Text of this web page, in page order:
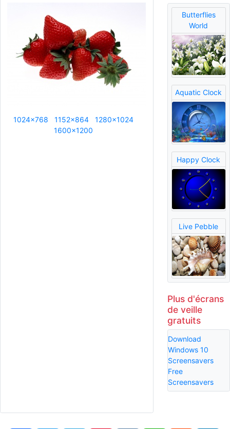
1024x768 1152x864
1280x1024
1600x1200
Butterflies
World
Aquatic Clock
Happy Clock
Live Pebble
Plus d'écrans
de veille
gratuits
Download
Windows 10
Screensavers
Free
Screensavers